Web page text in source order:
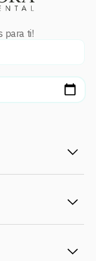
para ti!